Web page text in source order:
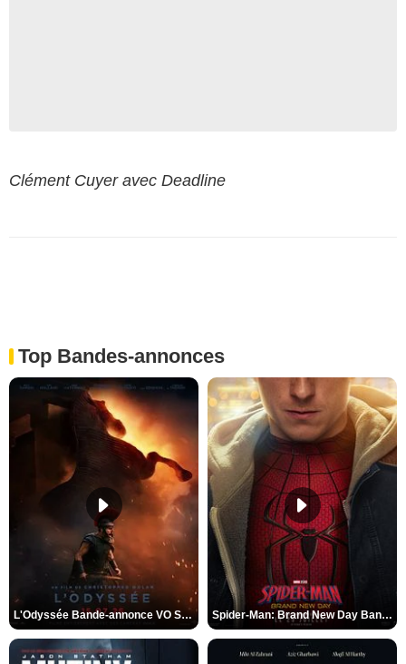
Clément Cuyer avec Deadline
Top Bandes-annonces
L'Odyssée Bande-annonce VO STFR Spider-Man: Brand New Day Bande-annonce VO STFR